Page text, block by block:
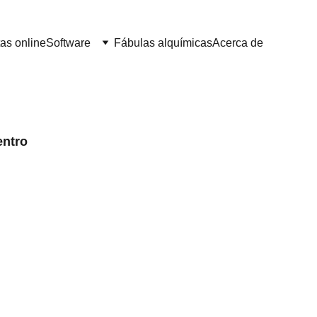
onlineSoftware Fábulas alquímicasAcerca de